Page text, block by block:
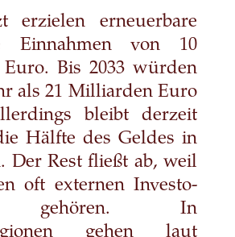
erzielen erneuerbare
Einnahmen von 10
Bis 2033 würden
als 21 Milliarden Euro
bleibt derzeit
Hälfte des Geldes in
Der Rest fließt ab, weil
oft externen In­ves­to­
gehören. In
gehen laut